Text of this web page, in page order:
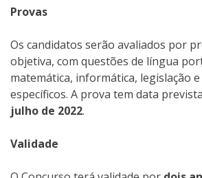
Provas
Os candidatos serão avaliados por
objetiva, com questões de língua
matemática, informática, legislação
específicos. A prova tem data
julho de 2022.
Validade